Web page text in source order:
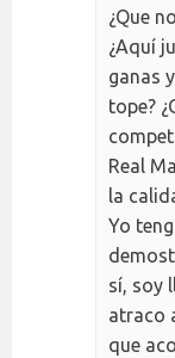
¿Que
¿Aquí
ganas
tope?
Real
la
Yo
sí, soy
atraco
que